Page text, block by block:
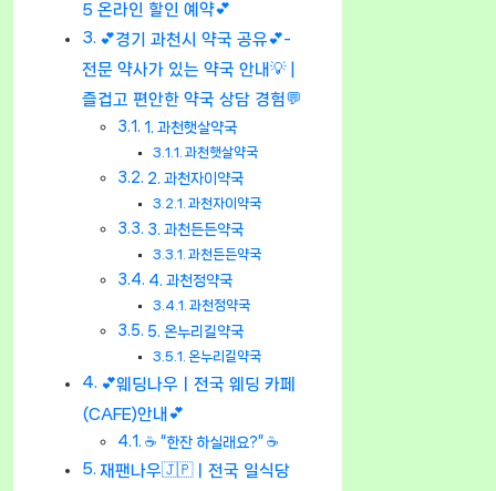
5 온라인 할인 예약💕
💕경기 과천시 약국 공유💕-
전문 약사가 있는 약국 안내💡 |
즐겁고 편안한 약국 상담 경험💬
1. 과천햇살약국
과천햇살약국
2. 과천자이약국
과천자이약국
3. 과천든든약국
과천든든약국
4. 과천정약국
과천정약국
5. 온누리길약국
온누리길약국
💕웨딩나우ㅣ전국 웨딩 카페
(CAFE)안내💕
☕ “한잔 하실래요?” ☕
재팬나우🇯🇵ㅣ전국 일식당